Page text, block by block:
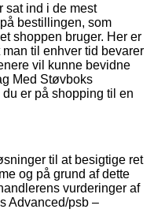
sat ind i de mest
bestillingen, som
shoppen bruger. Her er
til enhver tid bevarer
vil kunne bevidne
Med Støvboks
er på shopping til en
til at besigtige ret
og på grund af dette
vurderinger af
Advanced/psb –